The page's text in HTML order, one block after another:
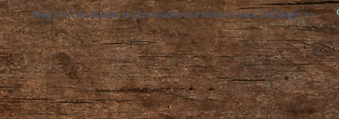
Drag the Cart button to the header and linkit to your Cart page >>